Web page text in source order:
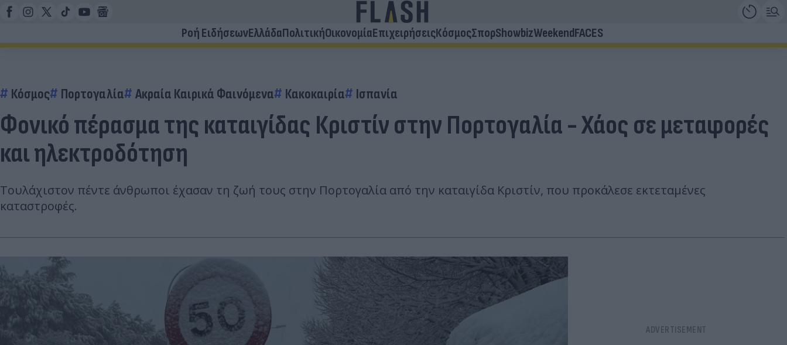
Ροή ΕιδήσεωνΕλλάδαΠολιτικήΟικονομίαΕπιχειρήσειςΚόσμοςΣπορShowbizWeekendFACES
Κόσμος Πορτογαλία Ακραία Καιρικά Φαινόμενα Κακοκαιρία Ισπανία
Φονικό πέρασμα της καταιγίδας Κριστίν στην Πορτογαλία - Χάος σε μεταφορές
και ηλεκτροδότηση
Τουλάχιστον πέντε άνθρωποι έχασαν τη ζωή τους στην Πορτογαλία από την καταιγίδα Κριστίν, που προκάλεσε εκτεταμένες
καταστροφές.